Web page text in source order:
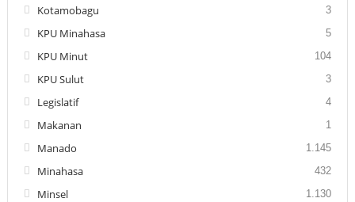
Kotamobagu 3
KPU Minahasa 5
KPU Minut 104
KPU Sulut 3
Legislatif 4
Makanan 1
Manado 1.145
Minahasa 432
Minsel 1.130